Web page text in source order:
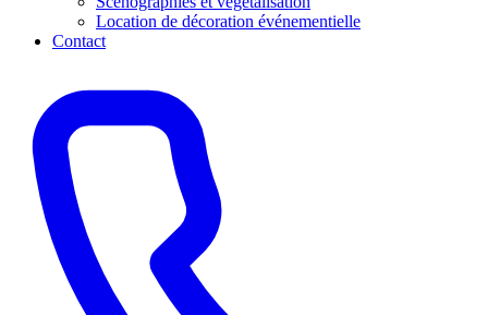
Location de décoration événementielle
Contact